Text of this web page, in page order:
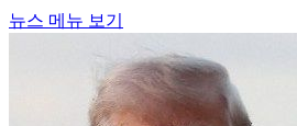
뉴스 메뉴 보기